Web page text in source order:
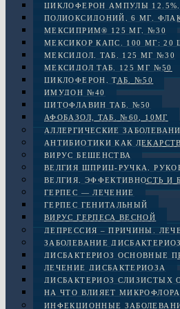
ЦИКЛОФЕРОН АМПУЛЫ
ПОЛИОКСИДОНИЙ, 6 МГ.
МЕКСИПРИМ® 125 МГ, №30
МЕКСИКОР КАПС. 100 МГ: 20
МЕКСИДОЛ, ТАБ. 125 МГ №30
МЕКСИДОЛ ТАБ. 125 МГ №50
ЦИКЛОФЕРОН, ТАБ. №50
ИМУДОН №40
ЦИТОФЛАВИН ТАБ. №50
АФОБАЗОЛ, ТАБ. №60, 10МГ
АЛЛЕРГИЧЕСКИЕ
АНТИБИОТИКИ КАК
ВИРУС БЕШЕНСТВА
ВЕЛГИЯ ШПРИЦ-РУЧКА,
ВЕЛГИЯ, ЭФФЕКТИВНОСТЬ И
ГЕРПЕС — ЛЕЧЕНИЕ
ГЕРПЕС ГЕНИТАЛЬНЫЙ
ВИРУС ГЕРПЕСА ВЕСНОЙ
ДЕПРЕССИЯ – ПРИЧИНЫ.
ЗАБОЛЕВАНИЕ ДИСБАКТЕРИОЗ
ДИСБАКТЕРИОЗ ОСНОВНЫЕ
ЛЕЧЕНИЕ ДИСБАКТЕРИОЗА
ДИСБАКТЕРИОЗ СЛИЗИСТЫХ
НА ЧТО ВЛИЯЕТ
ИНФЕКЦИОННЫЕ